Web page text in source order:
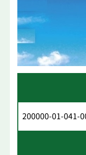
200000-01-041-